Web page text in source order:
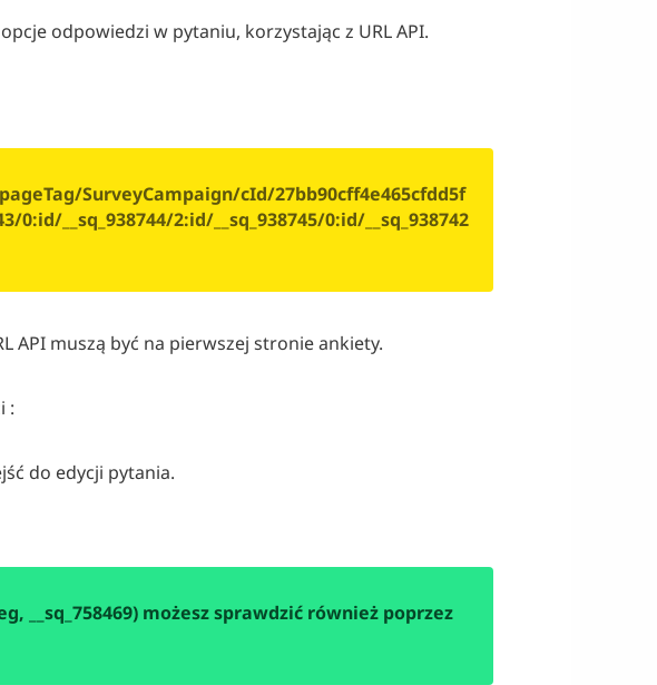
odpowiedzi w pytaniu, korzystając z URL API.
SurveyCampaign/cId/27bb90cff4e465cfdd5f
0:id/__sq_938744/2:id/__sq_938745/0:id/__sq_938742
API muszą być na pierwszej stronie ankiety.
:
do edycji pytania.
__sq_758469) możesz sprawdzić również poprzez